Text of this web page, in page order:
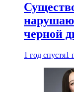
черной
1 год спустя1